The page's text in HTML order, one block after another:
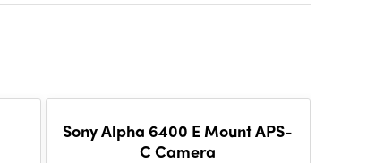
Sony Alpha 6400 E Mount APS-
C Camera